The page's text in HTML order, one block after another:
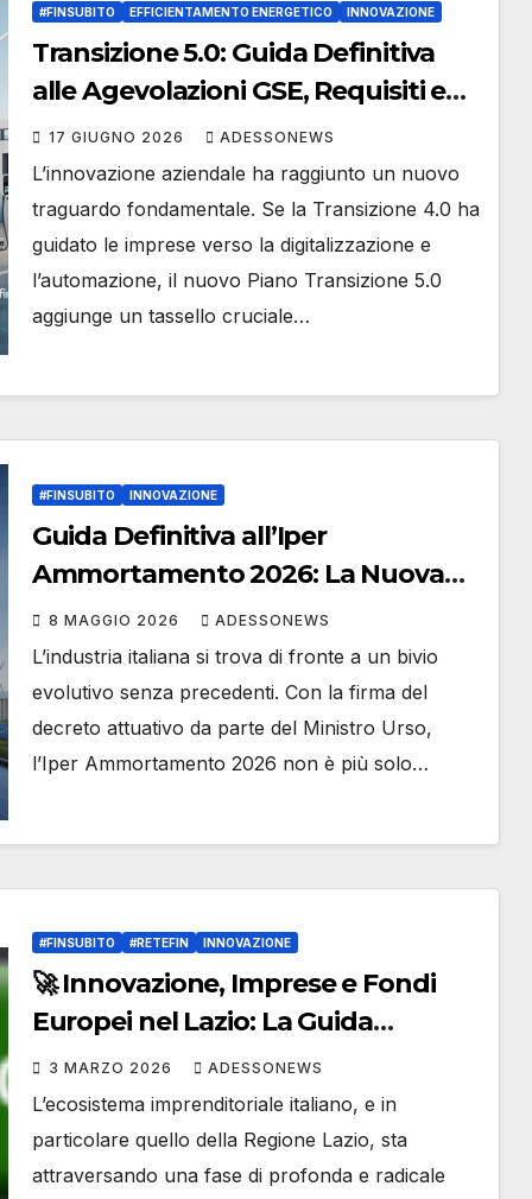
#FINSUBITO EFFICIENTAMENTO ENERGETICO INNOVAZIONE
Transizione 5.0: Guida Definitiva
alle Agevolazioni GSE, Requisiti e
Strategie di Successo con
Finsubito.org – #Adessonews –
#Finsubito – Adessonews
17 GIUGNO 2026 ADESSONEWS
L’innovazione aziendale ha raggiunto un nuovo
traguardo fondamentale. Se la Transizione 4.0 ha
guidato le imprese verso la digitalizzazione e
l’automazione, il nuovo Piano Transizione 5.0
aggiunge un tassello cruciale…
#FINSUBITO INNOVAZIONE
Guida Definitiva all’Iper
Ammortamento 2026: La Nuova
Era della Transizione 5.0 con
#Finsubito 🚀 – #Adessonews –
#Finsubito – Adessonews
8 MAGGIO 2026 ADESSONEWS
L’industria italiana si trova di fronte a un bivio
evolutivo senza precedenti. Con la firma del
decreto attuativo da parte del Ministro Urso,
l’Iper Ammortamento 2026 non è più solo…
#FINSUBITO #RETEFIN INNOVAZIONE
🚀 Innovazione, Imprese e Fondi
Europei nel Lazio: La Guida
Definitiva ai Bandi 2026 con la
Consulenza Strategica di Finsubito
🚀 – #Retefin – Retefin – #Finsubito
– Finsubito – #Adessonews –
3 MARZO 2026 ADESSONEWS
L’ecosistema imprenditoriale italiano, e in
particolare quello della Regione Lazio, sta
attraversando una fase di profonda e radicale